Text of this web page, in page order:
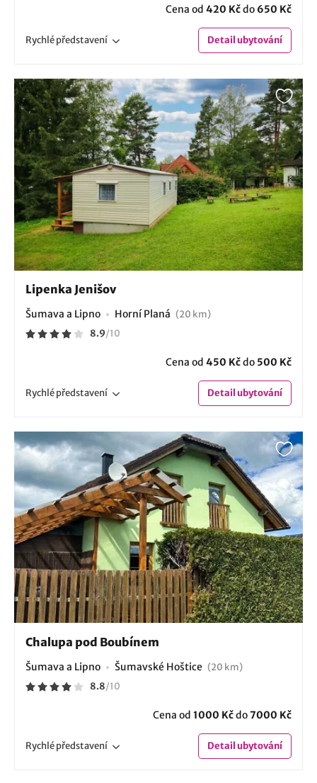
Cena od 420 Kčdo 650 Kč
Rychlépředstavení Detailubytování
Lipenka Jenišov
Šumava a Lipno Horní Planá (20 km)
8.9/10
Cena od 450 Kčdo 500 Kč
Rychlépředstavení Detailubytování
Chalupa pod Boubínem
Šumava a Lipno Šumavské Hoštice (20 km)
8.8/10
Cena od 1000 Kčdo7000 Kč
Rychlépředstavení Detailubytování